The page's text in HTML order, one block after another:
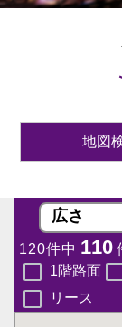
地図
120件中 110
1階路面
リース